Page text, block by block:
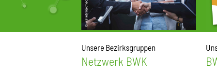
Unsere Bezirksgruppen
Netzwerk BWK